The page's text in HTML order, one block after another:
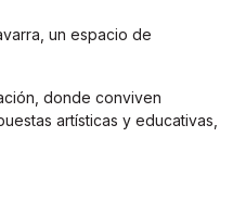
un espacio de
donde conviven
artísticas y educativas,